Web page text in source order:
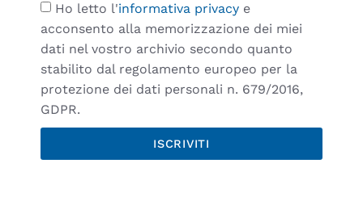
Ho letto l'informativa privacy e
acconsento alla memorizzazione dei miei
dati nel vostro archivio secondo quanto
stabilito dal regolamento europeo per la
protezione dei dati personali n. 679/2016,
GDPR.
ISCRIVITI